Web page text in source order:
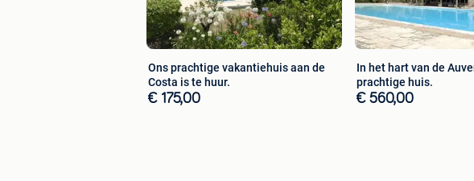
Ons prachtige vakantiehuis aan de
Costa is te huur.
€ 175,00
In het hart van de
prachtige huis.
€ 560,00